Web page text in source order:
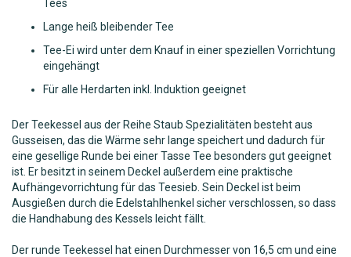
Tees
Lange heiß bleibender Tee
Tee-Ei wird unter dem Knauf in einer speziellen Vorrichtung
eingehängt
Für alle Herdarten inkl. Induktion geeignet
Der Teekessel aus der Reihe Staub Spezialitäten besteht aus
Gusseisen, das die Wärme sehr lange speichert und dadurch für
eine gesellige Runde bei einer Tasse Tee besonders gut geeignet
ist. Er besitzt in seinem Deckel außerdem eine praktische
Aufhängevorrichtung für das Teesieb. Sein Deckel ist beim
Ausgießen durch die Edelstahlhenkel sicher verschlossen, so dass
die Handhabung des Kessels leicht fällt.
Der runde Teekessel hat einen Durchmesser von 16,5 cm und eine